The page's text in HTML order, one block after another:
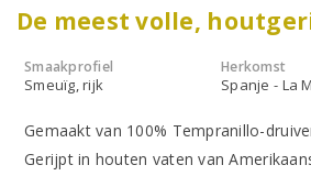
De meest volle,
Smaakprofiel
Smeuïg, rijk
Herkomst
Spanje - La
Gemaakt van 100% Tempranillo-
Gerijpt in houten vaten van